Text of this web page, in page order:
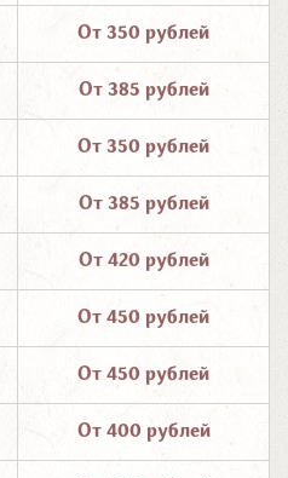
От 350 рублей
От 385 рублей
От 350 рублей
От 385 рублей
От 420 рублей
От 450 рублей
От 450 рублей
От 400 рублей